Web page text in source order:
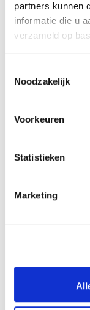
partners kunnen
informatie die u
verzameld op
Noodzakelijk
Voorkeuren
Statistieken
Marketing